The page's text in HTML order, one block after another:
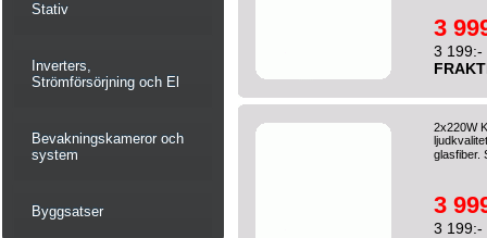
Stativ
Inverters,
Strömförsörjning och El
Bevakningskameror och
system
Byggsatser
3
3 199:-
2x220W
glasfiber.
3
3 199:-